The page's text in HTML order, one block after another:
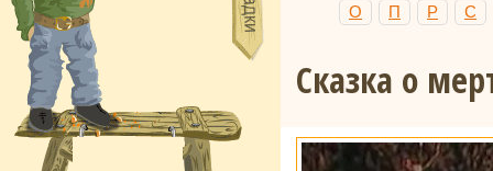
О
П Р С
Сказка о